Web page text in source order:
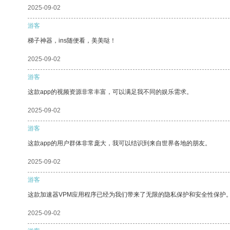
2025-09-02
游客
梯子神器，ins随便看，美美哒！
2025-09-02
游客
这款app的视频资源非常丰富，可以满足我不同的娱乐需求。
2025-09-02
游客
这款app的用户群体非常庞大，我可以结识到来自世界各地的朋友。
2025-09-02
游客
这款加速器VPM应用程序已经为我们带来了无限的隐私保护和安全性保护
2025-09-02